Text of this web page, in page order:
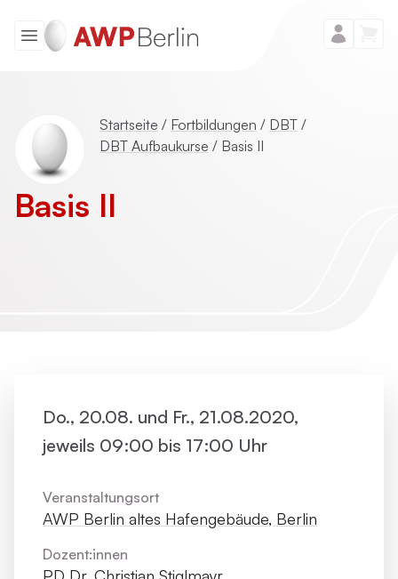
Startseite / Fortbildungen / DBT /
DBT Aufbaukurse / Basis II
Basis II
Do., 20.08. und Fr., 21.08.2020,
jeweils 09:00 bis 17:00 Uhr
Veranstaltungsort
AWP Berlin altes Hafengebäude, Berlin
Dozent:innen